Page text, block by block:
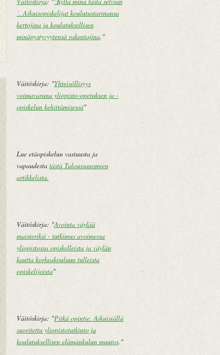
m
´. Aikuisopiskelijat koulutustarinansa
kertojina ja koulutuksellisen
minäpystyvyytensä rakentajina."
Väitöskirja: "Yhteisöllisyys
voimavarana yliopisto-opetuksen ja -
opiskelun kehittämisessä"
Lue etäopiskelun vastuusta ja
vapaudesta tästä Taloussanomien
artikkelista.
Väitöskirja: "Avointa väylää
maisteriksi - tutkimus avoimessa
yliopistossa opiskelleista ja väylän
kautta korkeakouluun tulleista
opiskelijoista"
Väitöskirja: "Pitkä opintie. Aikuisiällä
suoritettu yliopistotutkinto ja
koulutuksellisen elämänkulun muutos."